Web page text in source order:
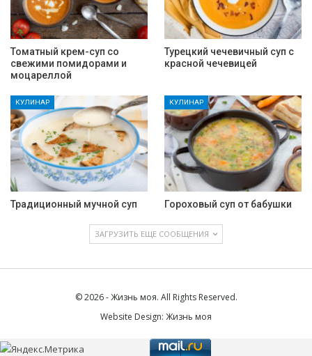
Томатный крем-суп со
свежими помидорами и
моцареллой
Турецкий чечевичный суп с
красной чечевицей
КУЛИНАР
Традиционный мучной суп
КУЛИНАР
Гороховый суп от бабушки
ЗАГРУЗИТЬ ЕЩЕ СООБЩЕНИЯ
© 2026 - Жизнь моя. All Rights Reserved.
Website Design: Жизнь моя